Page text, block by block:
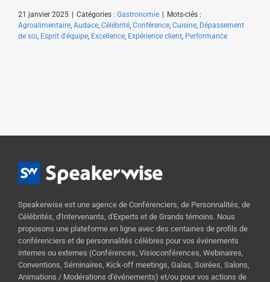
21 janvier 2025 | Catégories : Gastronomie | Mots-clés :
Agroalimentaire, Audace, Célébrité, Conférence, Cuisine, Dépassement
de soi, Esprit d'équipe, Excellence, Expérience client, Performance
Speakerwise est une agence de Conférenciers, de Personnalités, de
Célébrités, d'Intervenants, d'Experts et de Grands témoins. Nous
proposons une plateforme en ligne avec des centaines de profils de
conférenciers et de personnalités célèbres pour vos événements
internes ou externes (Conférences, Visioconférences, Webinaires,
Conventions, Séminaires, Kick-off meetings, Galas, Soirées, Salons,
Animations / Modérations d'événements) et/ou pour vos actions de